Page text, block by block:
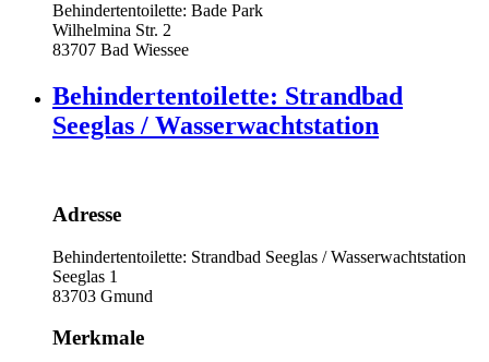
Behindertentoilette: Bade Park
Wilhelmina Str. 2
83707 Bad Wiessee
Behindertentoilette: Strandbad
Seeglas / Wasserwachtstation
Adresse
Behindertentoilette: Strandbad Seeglas / Wasserwachtstation
Seeglas 1
83703 Gmund
Merkmale